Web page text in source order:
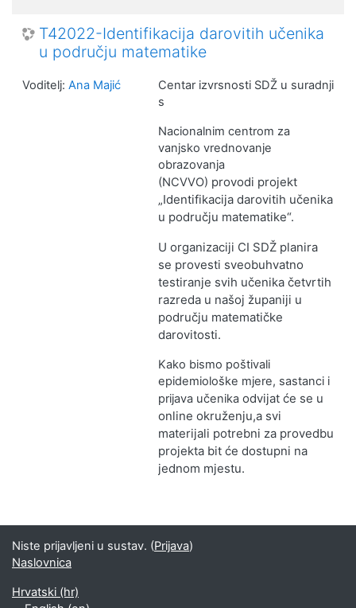
T42022-Identifikacija darovitih učenika
u području matematike
Centar izvrsnosti SDŽ u suradnji
s
Nacionalnim centrom za
vanjsko vrednovanje
obrazovanja
(NCVVO) provodi projekt
„Identifikacija darovitih učenika
u području matematike“.
U organizaciji CI SDŽ planira
se provesti sveobuhvatno
testiranje svih učenika četvrtih
razreda u našoj županiji u
području matematičke
darovitosti.
Kako bismo poštivali
epidemiološke mjere, sastanci i
prijava učenika odvijat će se u
online okruženju,a svi
materijali potrebni za provedbu
projekta bit će dostupni na
jednom mjestu.
Voditelj: Ana Majić
Niste prijavljeni u sustav. (Prijava)
Naslovnica
Hrvatski ‎(hr)‎